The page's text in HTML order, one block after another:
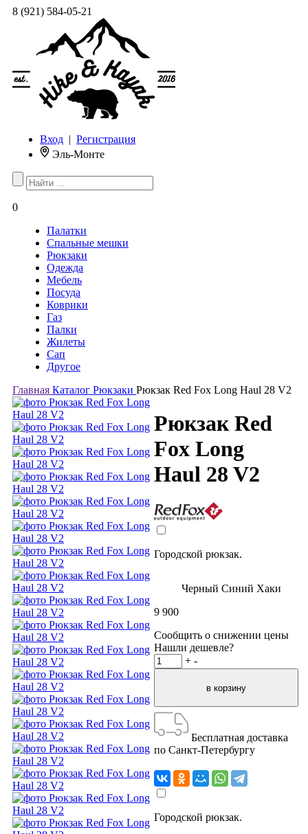
8 (921) 584-05-21
Вход | Регистрация
Эль-Монте
0
Палатки
Спальные мешки
Рюкзаки
Одежда
Мебель
Посуда
Коврики
Газ
Палки
Жилеты
Сап
Другое
Главная Каталог Рюкзаки Рюкзак Red Fox Long Haul 28 V2
Рюкзак Red
Fox Long
Haul 28 V2
Городской рюкзак.
Черный Синий Хаки
9 900
Сообщить о снижении цены
Нашли дешевле?
+ -
Бесплатная доставка
по Санкт-Петербургу
Городской рюкзак.